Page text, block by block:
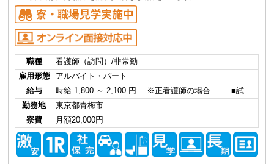
職種
看護師（訪問）/非常勤
雇用形態
アルバイト・パート
給与
時給 1,800 ～ 2,100 円 ※正看護師の場合 ■試…
勤務地
東京都青梅市
寮費
月額20,000円